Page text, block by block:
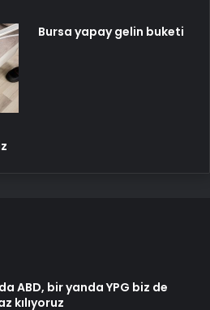
Bursa yapay gelin buketi
ABD, bir yanda YPG biz de
kılıyoruz